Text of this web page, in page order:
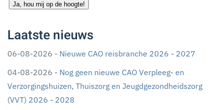
Ja, hou mij op de hoogte!
Laatste nieuws
06-08-2026 - Nieuwe CAO reisbranche 2026 - 2027
04-08-2026 - Nog geen nieuwe CAO Verpleeg- en
Verzorgingshuizen, Thuiszorg en Jeugdgezondheidszorg
(VVT) 2026 - 2028